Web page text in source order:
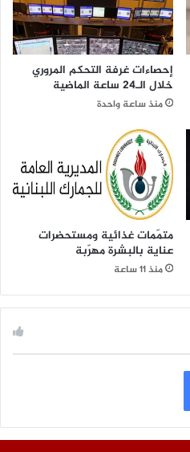
إحصاءات غرفة التحكم المروري
خلال الـ24 ساعة الماضية
منذ ساعة واحدة
متمّمات غذائية ومستحضرات
عناية بالبشرة مهرّبة
منذ 11 ساعة